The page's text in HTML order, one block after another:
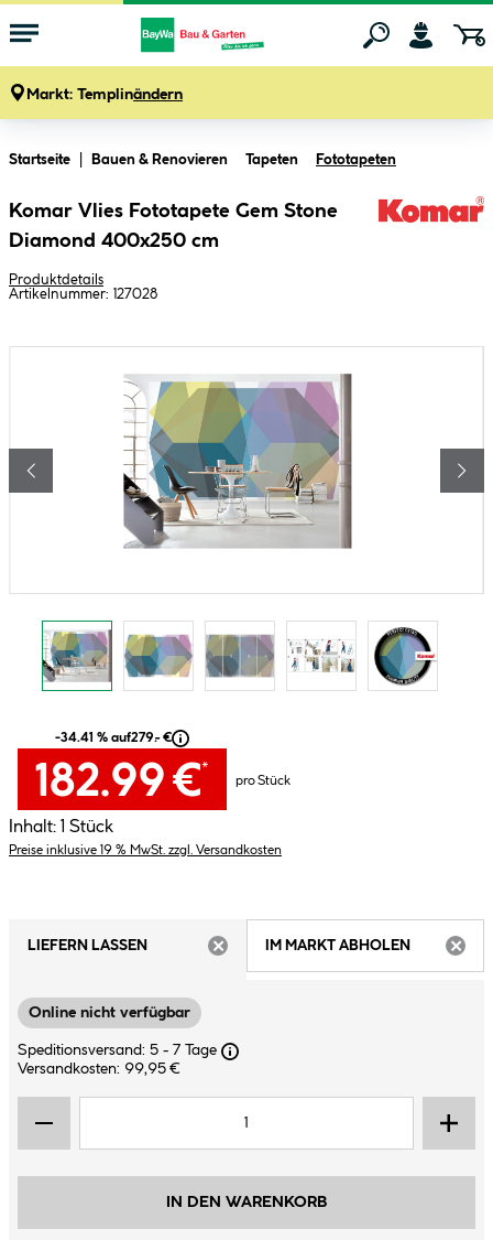
Markt: Templinändern
Startseite Bauen & Renovieren Tapeten Fototapeten
Komar Vlies Fototapete Gem Stone
Diamond 400x250 cm
Produktdetails
Artikelnummer: 127028
-34.41 % auf279.- €
182.99 €*
pro Stück
Inhalt: 1 Stück
Preise inklusive 19 % MwSt. zzgl. Versandkosten
LIEFERN LASSEN
IM MARKT ABHOLEN
Online nicht verfügbar
Speditionsversand: 5 - 7 Tage
Versandkosten: 99,95 €
IN DEN WARENKORB